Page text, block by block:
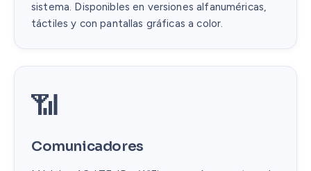
sistema. Disponibles en versiones alfanuméricas,
táctiles y con pantallas gráficas a color.
📶
Comunicadores